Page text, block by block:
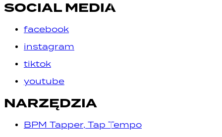
SOCIAL MEDIA
facebook
instagram
tiktok
youtube
NARZĘDZIA
BPM Tapper, Tap Tempo